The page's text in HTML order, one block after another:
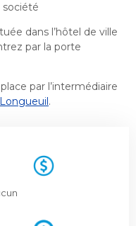
société
dans l’hôtel de ville
par la porte
par l’intermédiaire
.